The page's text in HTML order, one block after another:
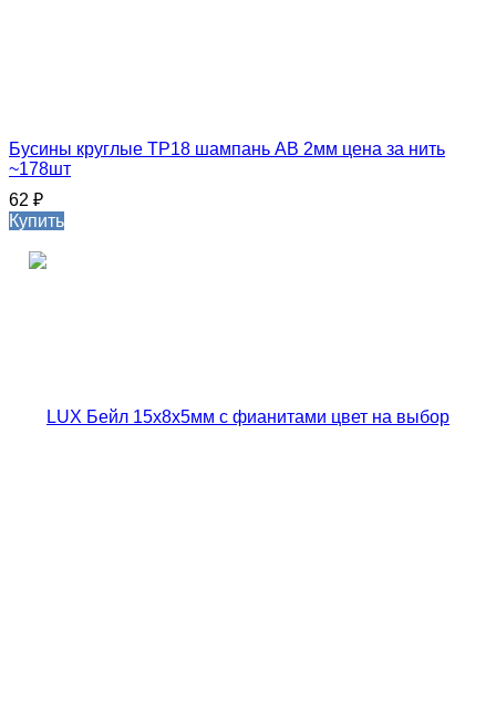
Бусины круглые ТР18 шампань АВ 2мм цена за нить
~178шт
62 ₽
Купить